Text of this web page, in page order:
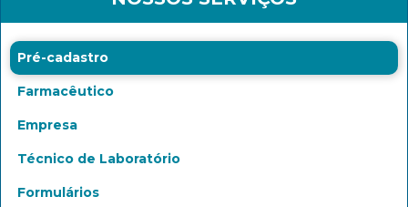
Pré-cadastro
Farmacêutico
Empresa
Técnico de Laboratório
Formulários